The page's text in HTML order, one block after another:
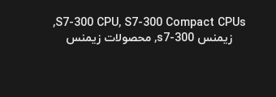
S7-300 CPU, S7-300 Compact CPUs
,
زیمنس s7-300
, محصولات زیمنس